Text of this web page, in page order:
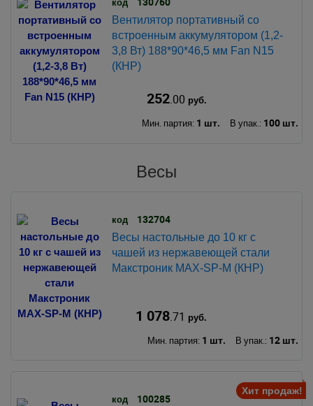
Вентилятор портативный со
встроенным аккумулятором (1,2-
3,8 Вт) 188*90*46,5 мм Fan N15
(КНР)
252.00 руб.
Мин. партия: 1 шт. В упак.: 100 шт.
Весы
код 132704
Весы настольные до 10 кг с
чашей из нержавеющей стали
Макстроник MAX-SP-M (КНР)
1 078.71 руб.
Мин. партия: 1 шт. В упак.: 12 шт.
Хит продаж!
код 100285